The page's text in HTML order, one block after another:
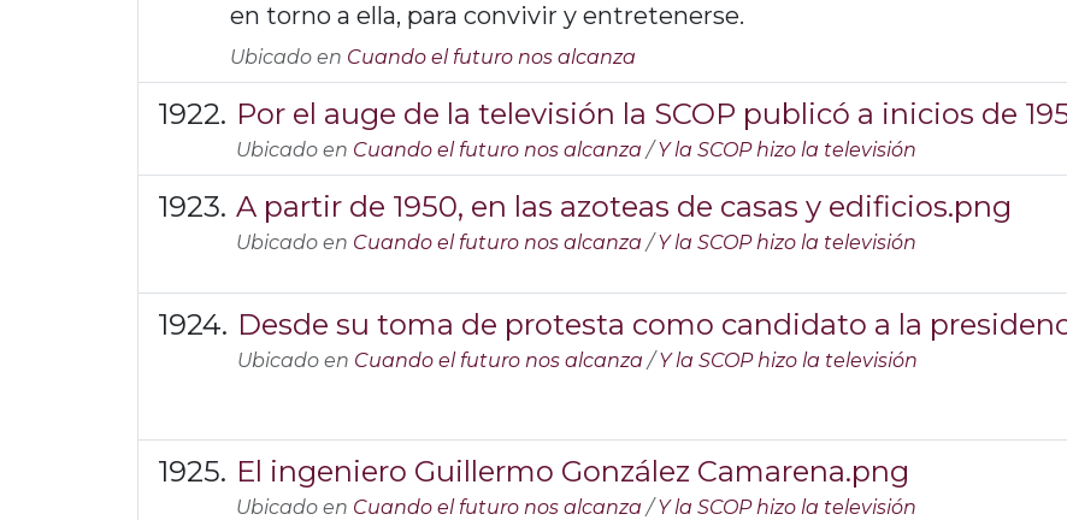
en torno a ella, para convivir y entretenerse.
Ubicado en Cuando el futuro nos alcanza
Por el auge de la televisión la SCOP publicó a inicios de
Ubicado en Cuando el futuro nos alcanza /Y la SCOP hizo la televisión
A partir de 1950, en las azoteas de casas y edificios.png
Ubicado en Cuando el futuro nos alcanza /Y la SCOP hizo la televisión
Desde su toma de protesta como candidato a la
Ubicado en Cuando el futuro nos alcanza /Y la SCOP hizo la televisión
El ingeniero Guillermo González Camarena.png
Ubicado en Cuando el futuro nos alcanza /Y la SCOP hizo la televisión